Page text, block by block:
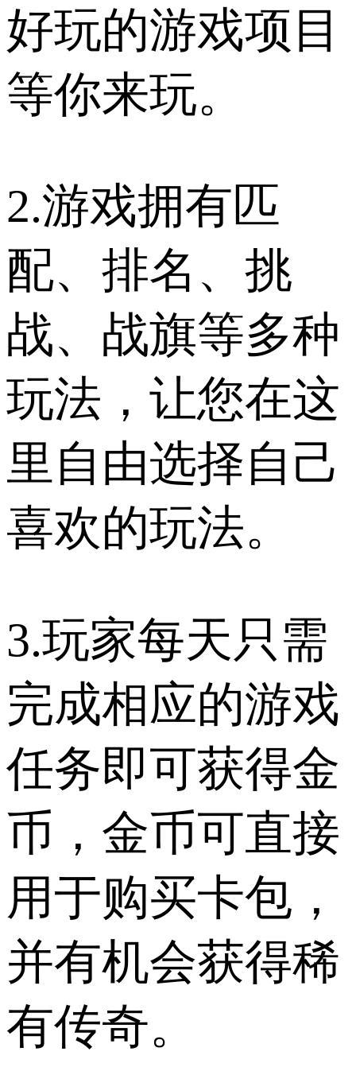
好玩的游戏项目
等你来玩。
2.游戏拥有匹
配、排名、挑
战、战旗等多种
玩法，让您在这
里自由选择自己
喜欢的玩法。
3.玩家每天只需
完成相应的游戏
任务即可获得金
币，金币可直接
用于购买卡包，
并有机会获得稀
有传奇。